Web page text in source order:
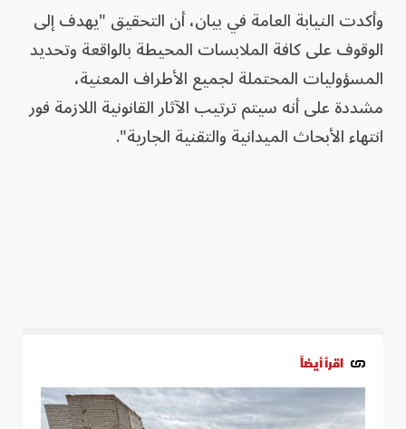
وأكدت النيابة العامة في بيان، أن التحقيق "يهدف إلى
الوقوف على كافة الملابسات المحيطة بالواقعة وتحديد
المسؤوليات المحتملة لجميع الأطراف المعنية،
مشددة على أنه سيتم ترتيب الآثار القانونية اللازمة فور
انتهاء الأبحاث الميدانية والتقنية الجارية".
اقرأ أيضاً